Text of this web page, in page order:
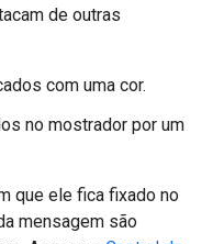
de outras
com uma cor.
no mostrador por um
que ele fica fixado no
mensagem são